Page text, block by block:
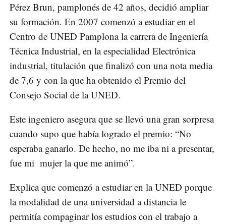
Pérez Brun, pamplonés de 42 años, decidió ampliar
su formación. En 2007 comenzó a estudiar en el
Centro de UNED Pamplona la carrera de Ingeniería
Técnica Industrial, en la especialidad Electrónica
industrial, titulación que finalizó con una nota media
de 7,6 y con la que ha obtenido el Premio del
Consejo Social de la UNED.
Este ingeniero asegura que se llevó una gran sorpresa
cuando supo que había logrado el premio: “No
esperaba ganarlo. De hecho, no me iba ni a presentar,
fue mi mujer la que me animó”.
Explica que comenzó a estudiar en la UNED porque
la modalidad de una universidad a distancia le
permitía compaginar los estudios con el trabajo a